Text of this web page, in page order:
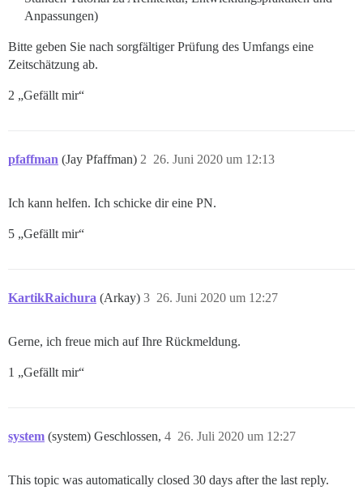
Anpassungen)
Bitte geben Sie nach sorgfältiger Prüfung des Umfangs eine
Zeitschätzung ab.
2 „Gefällt mir“
pfaffman (Jay Pfaffman) 26. Juni 2020 um 12:13
2
Ich kann helfen. Ich schicke dir eine PN.
5 „Gefällt mir“
KartikRaichura (Arkay) 26. Juni 2020 um 12:27
3
Gerne, ich freue mich auf Ihre Rückmeldung.
1 „Gefällt mir“
system (system) Geschlossen, 26. Juli 2020 um 12:27
4
This topic was automatically closed 30 days after the last reply.